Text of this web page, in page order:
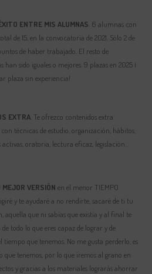
ENTRE MIS ALUMNAS . 6 alumnas con
de 15, en la convocatoria de 2021. Sólo 2 de
de haber trabajado. El resto de
han sido iguales o mejores. 9 plazas en 2025 ¡
plaza sin experiencia!
EXTRA . Te ofrezco contenidos extra
técnicas de estudio, organización, hábitos,
activas, oratoria, lectura eficaz, legislación…
VERSIÓN en el menor TIEMPO
y te ayudaré a no rendirte, sacaré de ti tu
aquella que ni sabías que existía y al final te
todo lo que eres capaz de lograr y de
tiempo que tenemos. No me gusta perderlo, es
que tenemos, por lo que iremos al grano en
y gracias a los materiales lograrás ahorrar